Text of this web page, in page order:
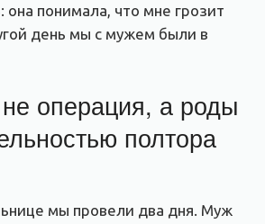
она понимала, что мне грозит
день мы с мужем были в
операция, а роды
полтора
мы провели два дня. Муж